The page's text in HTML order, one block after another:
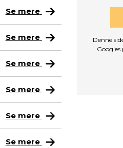
Se mere
Se mere
Se mere
Se mere
Se mere
Se mere
Denne
Googles